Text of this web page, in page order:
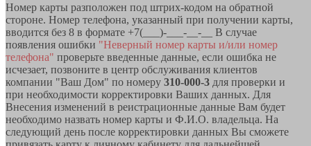
Номер карты разположен под штрих-кодом на обратной
стороне. Номер телефона, указанный при получении карты,
вводится без 8 в формате +7(___)-___-__-__ В случае
появления ошибки "Неверный номер карты и/или номер
телефона" проверьте введенные данные, если ошибка не
исчезает, позвоните в центр обслуживания клиентов
компании "Ваш Дом" по номеру 310-000-3 для проверки и
при необходимости корректировки Ваших данных. Для
Внесения изменений в реистрационные данные Вам будет
необходимо назвать номер карты и Ф.И.О. владельца. На
следующий день после корректировки данных Вы сможете